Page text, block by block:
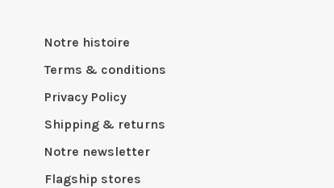
Notre histoire
Terms & conditions
Privacy Policy
Shipping & returns
Notre newsletter
Flagship stores